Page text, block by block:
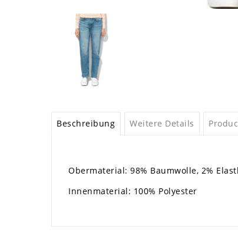
Beschreibung Weitere Details
Obermaterial: 98% Baumwolle, 2%
Innenmaterial: 100% Polyester